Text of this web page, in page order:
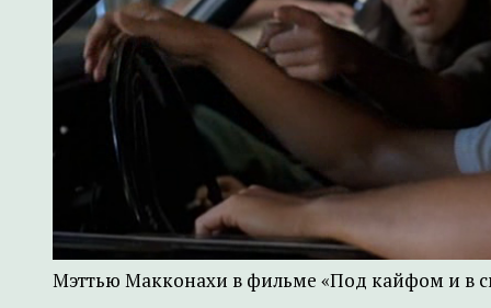
Мэттью Макконахи в фильме «Под кайфом и в